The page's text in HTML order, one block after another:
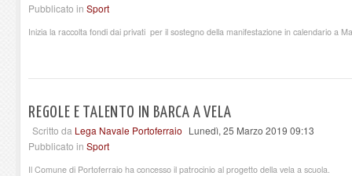
Pubblicato in Sport
Inizia la raccolta fondi dai privati per il sostegno della manifestazione in calendario a
REGOLE E TALENTO IN BARCA A VELA
Scritto da Lega Navale Portoferraio Lunedì, 25 Marzo 2019 09:13
Pubblicato in Sport
Il Comune di Portoferraio ha concesso il patrocinio al progetto della vela a scuola.